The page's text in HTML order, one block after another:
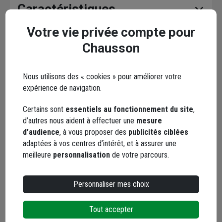
Caractéristiques
Votre vie privée compte pour
Chausson
Nous utilisons des « cookies » pour améliorer votre
expérience de navigation.
Certains sont essentiels au fonctionnement du site,
d’autres nous aident à effectuer une mesure
d’audience, à vous proposer des publicités ciblées
adaptées à vos centres d’intérêt, et à assurer une
meilleure personnalisation de votre parcours.
Personnaliser mes choix
Tout accepter